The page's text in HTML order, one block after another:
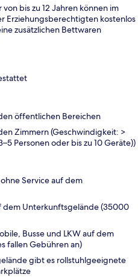
bis zu 12 Jahren können im
Erziehungsberechtigten kostenlos
zusätzlichen Bettwaren
öffentlichen Bereichen
Zimmern (Geschwindigkeit: >
Personen oder bis zu 10 Geräte))
Service auf dem
dem Unterkunftsgelände (35000
Busse und LKW auf dem
fallen Gebühren an)
gibt es rollstuhlgeeignete